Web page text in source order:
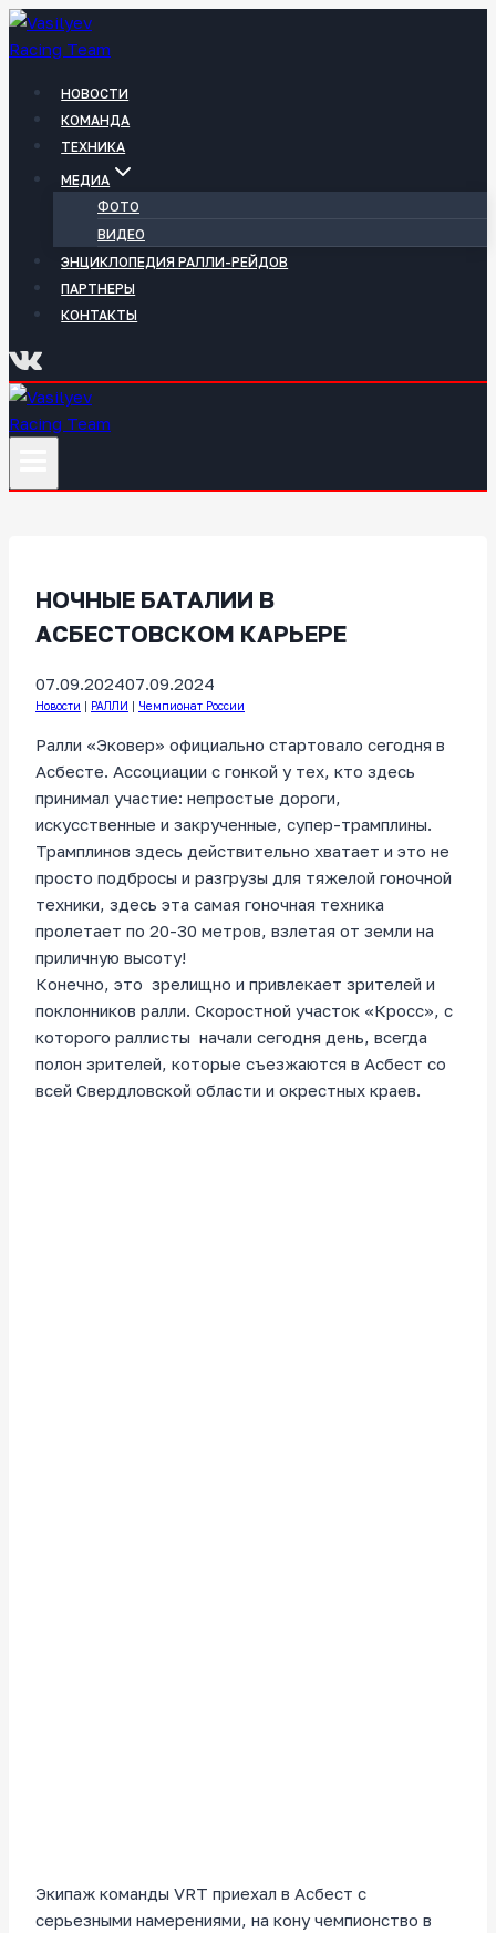
Перейти
к
НОВОСТИ
КОМАНДА
ТЕХНИКА
МЕДИА
ФОТО
ВИДЕО
ЭНЦИКЛОПЕДИЯ РАЛЛИ-РЕЙДОВ
ПАРТНЕРЫ
КОНТАКТЫ
НОЧНЫЕ БАТАЛИИ В
АСБЕСТОВСКОМ КАРЬЕРЕ
07.09.202407.09.2024
Новости | РАЛЛИ | Чемпионат России
Ралли «Эковер» официально стартовало сегодня в
Асбесте. Ассоциации с гонкой у тех, кто здесь
принимал участие: непростые дороги,
искусственные и закрученные, супер-трамплины.
Трамплинов здесь действительно хватает и это не
просто подбросы и разгрузы для тяжелой гоночной
техники, здесь эта самая гоночная техника
пролетает по 20-30 метров, взлетая от земли на
приличную высоту!
Конечно, это зрелищно и привлекает зрителей и
поклонников ралли. Скоростной участок «Кросс», с
которого раллисты начали сегодня день, всегда
полон зрителей, которые съезжаются в Асбест со
всей Свердловской области и окрестных краев.
Экипаж команды VRT приехал в Асбест с
серьезными намерениями, на кону чемпионство в